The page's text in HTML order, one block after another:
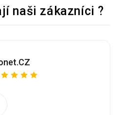
naši zákazníci ?